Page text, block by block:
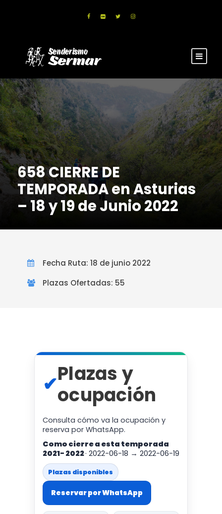
658 CIERRE DE
TEMPORADA en Asturias
– 18 y 19 de Junio 2022
Fecha Ruta: 18 de junio 2022
Plazas Ofertadas: 55
✔Plazas y
ocupación
Consulta cómo va la ocupación y
reserva por WhatsApp.
Como cierre a esta temporada
2021- 2022· 2022-06-18 → 2022-06-19
Plazas disponibles
Reservar por WhatsApp